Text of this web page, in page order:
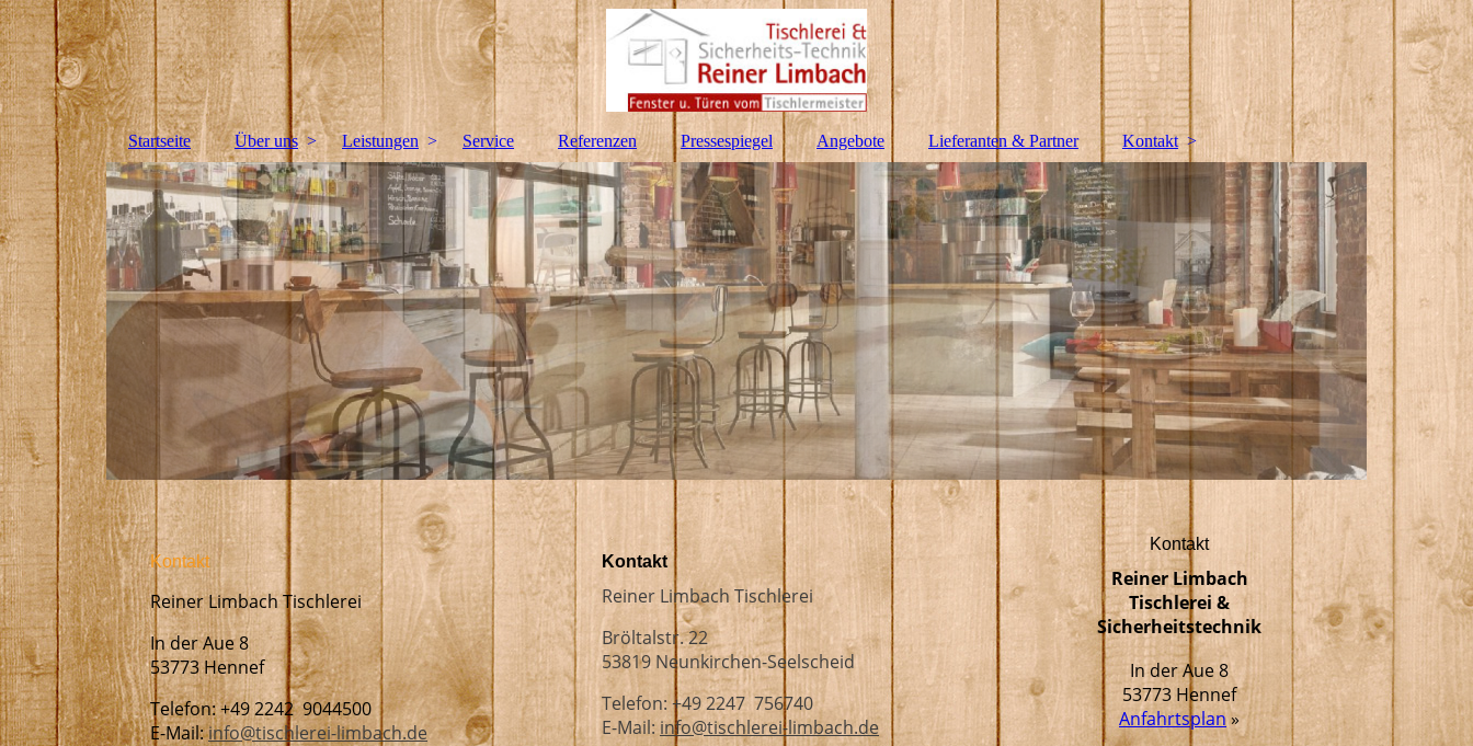
Reiner Limbach Tischlerei &amp; Sicherheitstechnik in Hennef
Bitte fügen Sie hier Ihren Webseiten-Titel ein.
Startseite Über uns Leistungen Service Referenzen Pressespiegel Angebote Lieferanten & Partner Kontakt
Kontakt
Reiner Limbach Tischlerei
In der Aue 8
53773 Hennef
Telefon: +49 2242 9044500
E-Mail:info@tischlerei-limbach.de
Kontakt
Reiner Limbach Tischlerei
Bröltalstr. 22
53819 Neunkirchen-Seelscheid
Telefon: +49 2247 756740
E-Mail:info@tischlerei-limbach.de
Kontakt
Reiner Limbach
Tischlerei &
Sicherheitstechnik
In der Aue 8
53773 Hennef
Anfahrtsplan»